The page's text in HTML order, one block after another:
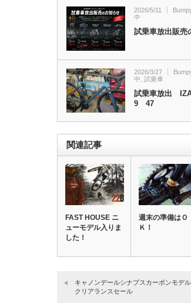
2026/5/11
中
試乗車放出販売
2026/3/27
中 試乗車
試乗車放出
9 47
関連記事
FAST HOUSE ニ
ューモデル入りま
した！
週末の準備はＯ
Ｋ！
キャノンデールシナプスカーボンモデ
クリアランスセール